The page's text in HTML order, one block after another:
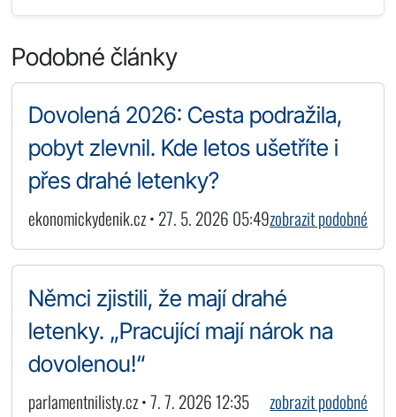
Podobné články
Dovolená 2026: Cesta podražila,
pobyt zlevnil. Kde letos ušetříte i
přes drahé letenky?
ekonomickydenik.cz • 27. 5. 2026 05:49zobrazit podobné
Němci zjistili, že mají drahé
letenky. „Pracující mají nárok na
dovolenou!“
parlamentnilisty.cz • 7. 7. 2026 12:35 zobrazit podobné